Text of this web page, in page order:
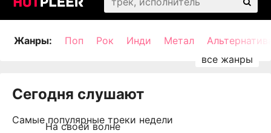
Жанры: Поп Рок Инди Метал
Сегодня слушают
Самые популярные треки недели
На своей волне